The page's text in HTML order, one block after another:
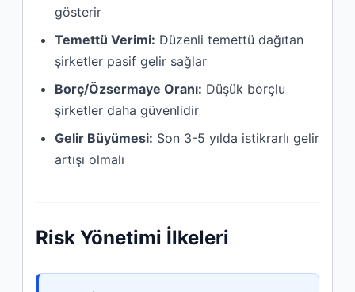
gösterir
Temettü Verimi: Düzenli temettü dağıtan
şirketler pasif gelir sağlar
Borç/Özsermaye Oranı: Düşük borçlu
şirketler daha güvenlidir
Gelir Büyümesi: Son 3-5 yılda istikrarlı gelir
artışı olmalı
Risk Yönetimi İlkeleri